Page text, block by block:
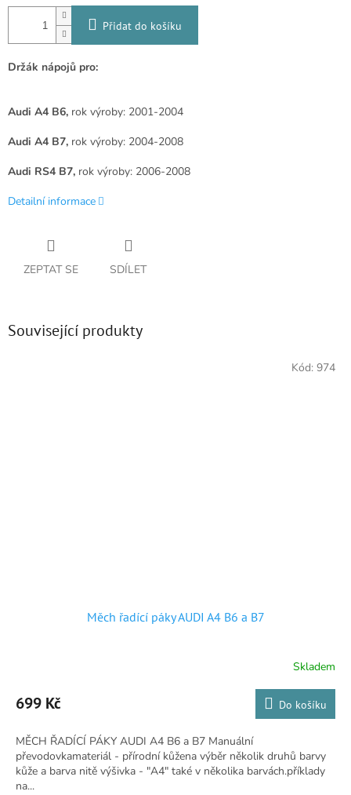
Přidat do košíku
Držák nápojů pro:
Audi A4 B6, rok výroby: 2001-2004
Audi A4 B7, rok výroby: 2004-2008
Audi RS4 B7, rok výroby: 2006-2008
Detailní informace
ZEPTAT SE SDÍLET
Související produkty
Měch řadící páky AUDI A4 B6 a B7
produktu
je
z
5
hvězdiček.
Skladem
699 Kč Do košíku
MĚCH ŘADÍCÍ PÁKY AUDI A4 B6 a B7 Manuální
převodovkamateriál - přírodní kůžena výběr několik druhů barvy
kůže a barva nitě výšivka - "A4" také v několika barvách.příklady
na...
Kód: 974